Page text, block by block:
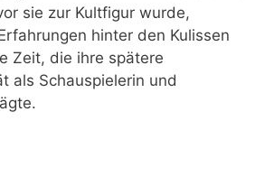
sie zur Kultfigur wurde,
hinter den Kulissen
Zeit, die ihre spätere
als Schauspielerin und